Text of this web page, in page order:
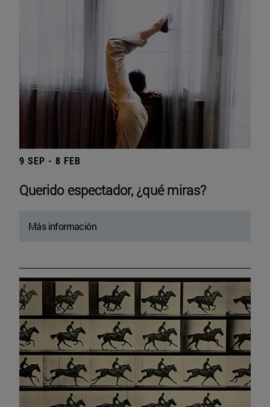
9 SEP - 8 FEB
Querido espectador, ¿qué miras?
Más información